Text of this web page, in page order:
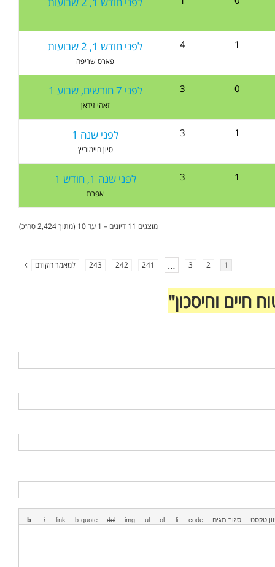
1
4 לפני חודש 1, 2 שבועות
פארס שריפה
0
3 לפני 7 חודשים, שבוע 1
זאהי זידאן
1
3 לפני שנה 1
סיון חיימוביץ
1
3 לפני שנה 1, חודש 1
אפרת
מוצגים 11 דיונים – 1 עד 10 (מתוך 2,424 סה״כ)
1
2
3
…
241
242
243 למאמר הקודם
חיים וחיסכון"